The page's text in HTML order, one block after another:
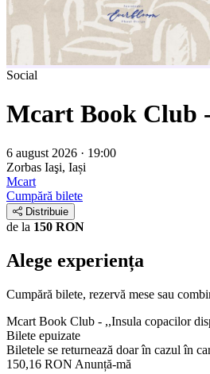
Social
Mcart Book Club
6 august 2026 · 19:00
Zorbas Iaşi, Iași
Mcart
Cumpără bilete
Distribuie
de la 150 RON
Alege experiența
Cumpără bilete, rezervă mese sau
Mcart Book Club - ,,Insula copacilor
Bilete epuizate
Biletele se returnează doar în cazul în
150,16 RON Anunță-mă